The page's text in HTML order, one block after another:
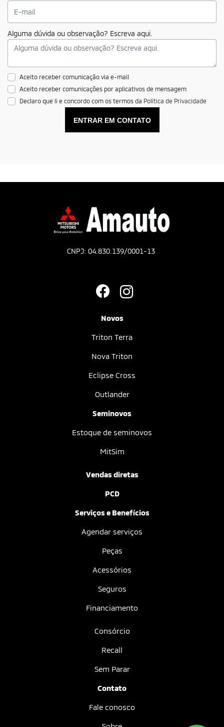
Alguma dúvida ou observação? Escreva aqui.
Aceito receber comunicação via e-mail
Aceito receber comunicações por aplicativos de mensagem
Declaro que li e concordo com os termos da Política de Privacidade
ENTRAR EM CONTATO
CNPJ: 04.830.139/0001-13
Novos
Triton Terra
Nova Triton
Eclipse Cross
Outlander
Seminovos
Estoque de seminovos
MitSim
Vendas diretas
PCD
Serviços e Benefícios
Agendar serviços
Peças
Acessórios
Seguros
Financiamento
Consórcio
Recall
Sem Parar
Contato
Fale conosco